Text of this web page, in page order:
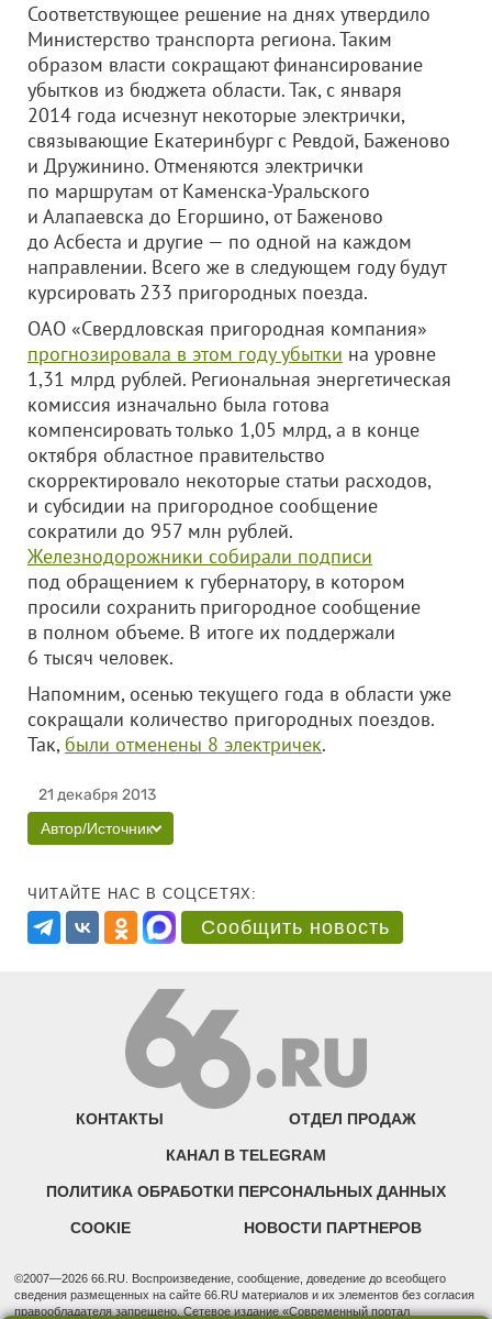
Соответствующее решение на днях утвердило
Министерство транспорта региона. Таким
образом власти сокращают финансирование
убытков из бюджета области. Так, с января
2014 года исчезнут некоторые электрички,
связывающие Екатеринбург с Ревдой, Баженово
и Дружинино. Отменяются электрички
по маршрутам от Каменска-Уральского
и Алапаевска до Егоршино, от Баженово
до Асбеста и другие — по одной на каждом
направлении. Всего же в следующем году будут
курсировать 233 пригородных поезда.
ОАО «Свердловская пригородная компания»
прогнозировала в этом году убытки на уровне
1,31 млрд рублей. Региональная энергетическая
комиссия изначально была готова
компенсировать только 1,05 млрд, а в конце
октября областное правительство
скорректировало некоторые статьи расходов,
и субсидии на пригородное сообщение
сократили до 957 млн рублей.
Железнодорожники собирали подписи
под обращением к губернатору, в котором
просили сохранить пригородное сообщение
в полном объеме. В итоге их поддержали
6 тысяч человек.
Напомним, осенью текущего года в области уже
сокращали количество пригородных поездов.
Так,были отменены 8 электричек.
21 декабря 2013
Автор/Источник
ЧИТАЙТЕ НАС В СОЦСЕТЯХ:
Сообщить новость
КОНТАКТЫ ОТДЕЛ ПРОДАЖ
КАНАЛ В TELEGRAM
ПОЛИТИКА ОБРАБОТКИ ПЕРСОНАЛЬНЫХ ДАННЫХ
COOKIE НОВОСТИ ПАРТНЕРОВ
©2007—2026 66.RU. Воспроизведение, сообщение, доведение до всеобщего
сведения размещенных на сайте 66.RU материалов и их элементов без согласия
правообладателя запрещено. Сетевое издание «Современный портал